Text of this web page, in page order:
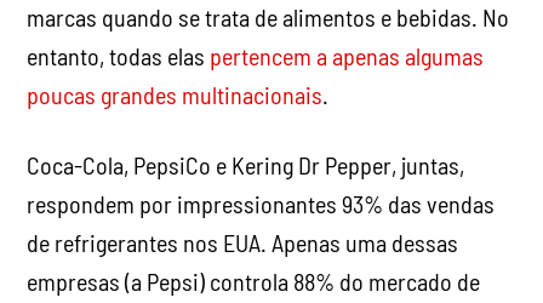
marcas quando se trata de alimentos e bebidas. No
entanto, todas elas pertencem a apenas algumas
poucas grandes multinacionais.
Coca-Cola, PepsiCo e Kering Dr Pepper, juntas,
respondem por impressionantes 93% das vendas
de refrigerantes nos EUA. Apenas uma dessas
empresas (a Pepsi) controla 88% do mercado de